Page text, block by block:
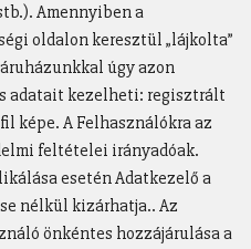
Amennyiben a
oldalon keresztül „lájkolta”
úgy azon
adatait kezelheti: regisztrált
képe. A Felhasználókra az
feltételei irányadóak.
esetén Adatkezelő a
nélkül kizárhatja.. Az
önkéntes hozzájárulása a